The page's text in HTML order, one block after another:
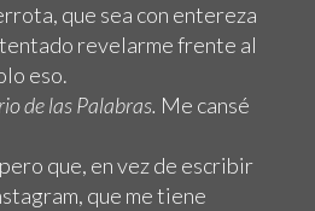
que sea con entereza
revelarme frente al
eso.
de las Palabras. Me cansé
que, en vez de escribir
que me tiene